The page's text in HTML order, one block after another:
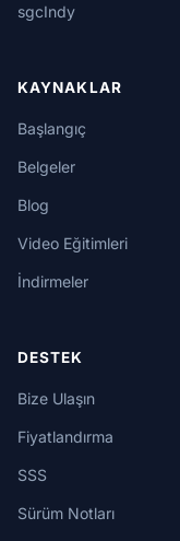
sgcIndy
KAYNAKLAR
Başlangıç
Belgeler
Blog
Video Eğitimleri
İndirmeler
DESTEK
Bize Ulaşın
Fiyatlandırma
SSS
Sürüm Notları